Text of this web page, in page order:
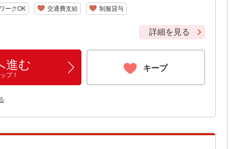
ークOK 交通費支給 制服貸与
詳細を見る
進む
プ！
キープ